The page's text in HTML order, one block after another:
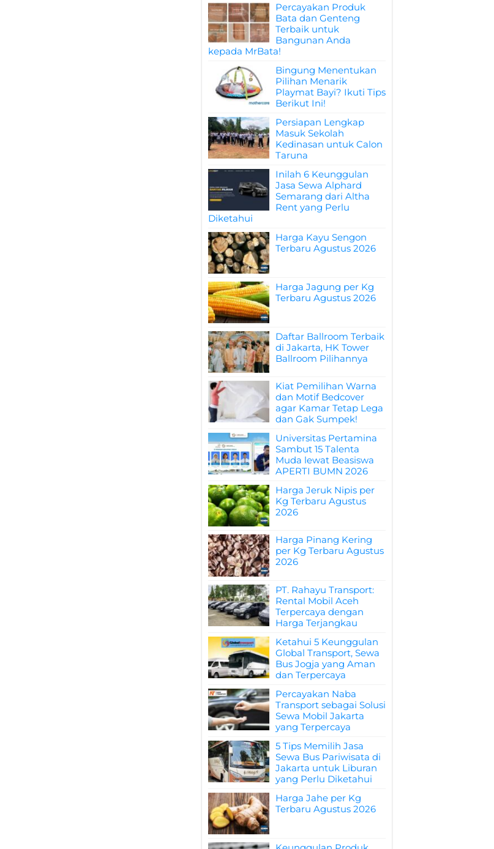
Percayakan Produk
Bata dan Genteng
Terbaik untuk
Bangunan Anda
kepada MrBata!
Bingung Menentukan
Pilihan Menarik
Playmat Bayi? Ikuti Tips
Berikut Ini!
Persiapan Lengkap
Masuk Sekolah
Kedinasan untuk Calon
Taruna
Inilah 6 Keunggulan
Jasa Sewa Alphard
Semarang dari Altha
Rent yang Perlu
Diketahui
Harga Kayu Sengon
Terbaru Agustus 2026
Harga Jagung per Kg
Terbaru Agustus 2026
Daftar Ballroom Terbaik
di Jakarta, HK Tower
Ballroom Pilihannya
Kiat Pemilihan Warna
dan Motif Bedcover
agar Kamar Tetap Lega
dan Gak Sumpek!
Universitas Pertamina
Sambut 15 Talenta
Muda lewat Beasiswa
APERTI BUMN 2026
Harga Jeruk Nipis per
Kg Terbaru Agustus
2026
Harga Pinang Kering
per Kg Terbaru Agustus
2026
PT. Rahayu Transport:
Rental Mobil Aceh
Terpercaya dengan
Harga Terjangkau
Ketahui 5 Keunggulan
Global Transport, Sewa
Bus Jogja yang Aman
dan Terpercaya
Percayakan Naba
Transport sebagai Solusi
Sewa Mobil Jakarta
yang Terpercaya
5 Tips Memilih Jasa
Sewa Bus Pariwisata di
Jakarta untuk Liburan
yang Perlu Diketahui
Harga Jahe per Kg
Terbaru Agustus 2026